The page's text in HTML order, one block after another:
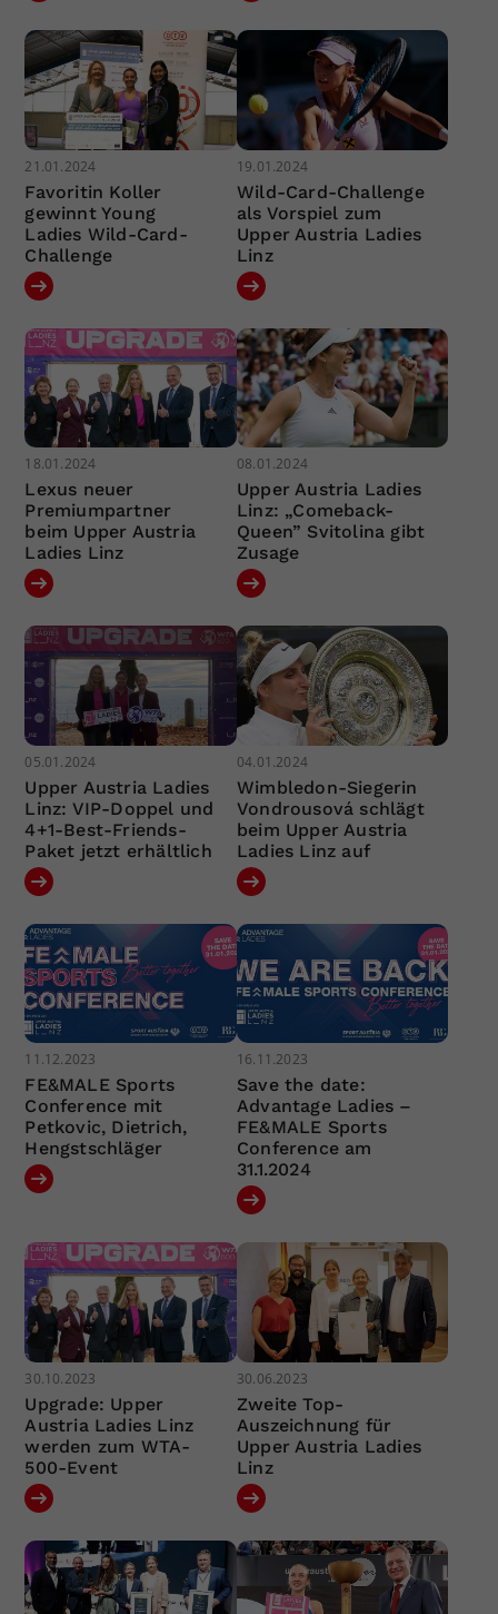
21.01.2024
Favoritin Koller
gewinnt Young
Ladies Wild-Card-
Challenge
19.01.2024
Wild-Card-Challenge
als Vorspiel zum
Upper Austria Ladies
Linz
18.01.2024
Lexus neuer
Premiumpartner
beim Upper Austria
Ladies Linz
08.01.2024
Upper Austria Ladies
Linz: „Comeback-
Queen” Svitolina gibt
Zusage
05.01.2024
Upper Austria Ladies
Linz: VIP-Doppel und
4+1-Best-Friends-
Paket jetzt erhältlich
04.01.2024
Wimbledon-Siegerin
Vondrousová schlägt
beim Upper Austria
Ladies Linz auf
11.12.2023
FE&MALE Sports
Conference mit
Petkovic, Dietrich,
Hengstschläger
16.11.2023
Save the date:
Advantage Ladies –
FE&MALE Sports
Conference am
31.1.2024
30.10.2023
Upgrade: Upper
Austria Ladies Linz
werden zum WTA-
500-Event
30.06.2023
Zweite Top-
Auszeichnung für
Upper Austria Ladies
Linz